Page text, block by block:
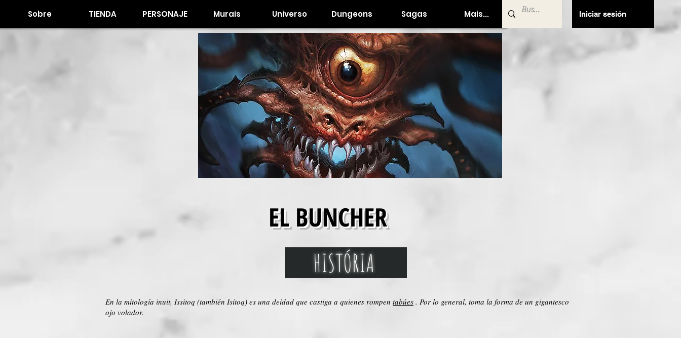
Sobre TIENDA PERSONAJE Murais Universo Dungeons Sagas Mais... Iniciar sesión
EL BUNCHER
HISTÓRIA
En la mitología inuit, Issitoq (también Isitoq) es una deidad que castiga a quienes rompen tabúes . Por lo general, toma la forma de un gigantesco
ojo volador.